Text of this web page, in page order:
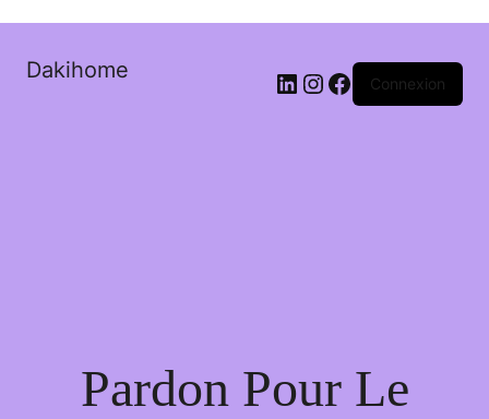
Dakihome Connexion
Pardon Pour Le